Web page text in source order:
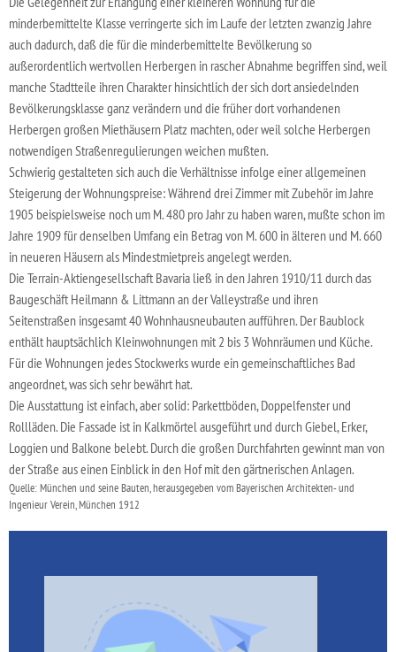
minderbemittelte Klasse verringerte sich im Laufe der letzten zwanzig Jahre
auch dadurch, daß die für die minderbemittelte Bevölkerung so
außerordentlich wertvollen Herbergen in rascher Abnahme begriffen sind, weil
manche Stadtteile ihren Charakter hinsichtlich der sich dort ansiedelnden
Bevölkerungsklasse ganz verändern und die früher dort vorhandenen
Herbergen großen Miethäusern Platz machten, oder weil solche Herbergen
notwendigen Straßenregulierungen weichen mußten.
Schwierig gestalteten sich auch die Verhältnisse infolge einer allgemeinen
Steigerung der Wohnungspreise: Während drei Zimmer mit Zubehör im Jahre
1905 beispielsweise noch um M. 480 pro Jahr zu haben waren, mußte schon im
Jahre 1909 für denselben Umfang ein Betrag von M. 600 in älteren und M. 660
in neueren Häusern als Mindestmietpreis angelegt werden.
Die Terrain-Aktiengesellschaft Bavaria ließ in den Jahren 1910/11 durch das
Baugeschäft Heilmann & Littmann an der Valleystraße und ihren
Seitenstraßen insgesamt 40 Wohnhausneubauten aufführen. Der Baublock
enthält hauptsächlich Kleinwohnungen mit 2 bis 3 Wohnräumen und Küche.
Für die Wohnungen jedes Stockwerks wurde ein gemeinschaftliches Bad
angeordnet, was sich sehr bewährt hat.
Die Ausstattung ist einfach, aber solid: Parkettböden, Doppelfenster und
Rollläden. Die Fassade ist in Kalkmörtel ausgeführt und durch Giebel, Erker,
Loggien und Balkone belebt. Durch die großen Durchfahrten gewinnt man von
der Straße aus einen Einblick in den Hof mit den gärtnerischen Anlagen.
Quelle: München und seine Bauten, herausgegeben vom Bayerischen Architekten- und
Ingenieur Verein, München 1912